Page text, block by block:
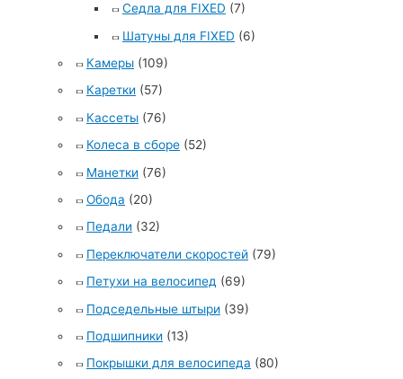
Седла для FIXED (7)
Шатуны для FIXED (6)
Камеры (109)
Каретки (57)
Кассеты (76)
Колеса в сборе (52)
Манетки (76)
Обода (20)
Педали (32)
Переключатели скоростей (79)
Петухи на велосипед (69)
Подседельные штыри (39)
Подшипники (13)
Покрышки для велосипеда (80)